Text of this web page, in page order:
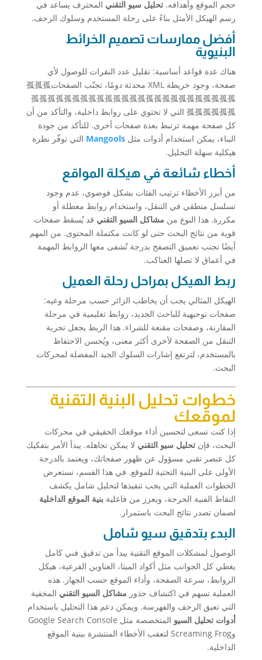
حجم الموقع وأهدافه. تحليل سيو التقني المحترف يساعد في
رسم الهيكل الأمثل بناءً على رحلة المستخدم وسلوك الزحف.
أفضل ممارسات تصميم الخرائط
البنيوية
هناك عدة قواعد أساسية: تقليل عدد النقرات للوصول لأي
صفحة، وجود خريطة XML محدثة دومًا، تجنّب الصفحات孤孤孤
孤孤孤孤孤孤孤孤孤孤孤孤孤孤孤孤孤孤孤孤孤孤孤孤孤
孤孤孤孤孤孤 التي لا تحتوي على روابط داخلية، والتأكد من أن
كل صفحة مهمة ترتبط بعدة صفحات أخرى. للتأكد من جودة
البناء، يمكن استخدام أدوات مثل Mangools التي توفّر نظرة
هيكلية سهلة التحليل.
أخطاء شائعة في هيكلة المواقع
من أبرز الأخطاء ترتيب الفئات بشكل فوضوي، عدم وجود
تسلسل منطقي في التنقل، واستخدام روابط معطلة أو
مكررة. هذا النوع من مشاكل السيو التقني قد يُسقط صفحات
قوية من نتائج البحث حتى لو كانت مكتملة المحتوى. من المهم
أيضًا تجنب تعميق التصفح بدرجة تُشفى معها الروابط المهمة
في أعماق لا تصلها العناكب.
ربط الهيكل بمراحل رحلة العميل
الهيكل المثالي يجب أن يخاطب الزائر حسب مرحلة وعيه:
صفحات توجيهية للباحث الجديد، روابط تعليمية في مرحلة
المقارنة، وصفحات مقنعة للشراء. هذا الربط يجعل تجربة
التنقل من الصفحة لأخرى أكثر معنى، ويُحسن الاحتفاظ
بالمستخدم، لترتفع إشارات السلوك الجيد المفضلة لمحركات
البحث.
خطوات تحليل البنية التقنية
لموقعك
إذا كنت تسعى لتحسين أداء موقعك الحقيقي في محركات
البحث، فإن تحليل سيو التقني لا يمكن تجاهله. يبدأ الأمر بتفكيك
كل عنصر تقني مسؤول عن ظهور صفحاتك، ويعتمد بالدرجة
الأولى على البنية التحتية للموقع. في هذا القسم، نستعرض
الخطوات العملية التي يجب تنفيذها لتحليل شامل يكشف
النقاط الفنية الحرجة، ويعزز من فاعلية بنية الموقع الداخلية
لضمان تصدر نتائج البحث باستمرار.
البدء بتدقيق سيو شامل
الوصول لمشكلات الموقع التقنية يبدأ من تدقيق فني كامل
يغطي كل الجوانب مثل أكواد الميتا، العناوين الفرعية، هيكل
الروابط، سرعة الصفحة، وأداء الموقع حسب الجهاز. هذه
العملية تسهم في اكتشاف جذور مشاكل السيو التقني المخفية
التي تعيق الزحف والفهرسة. ويمكن دعم هذا التحليل باستخدام
أدوات تحليل السيو
المتخصصة مثل Google Search Console
وScreaming Frog لتعقب الأخطاء المنتشرة ببنية الموقع
الداخلية.